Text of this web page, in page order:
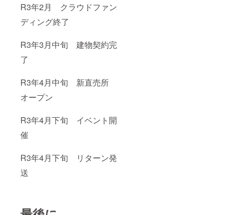
R3年2月 クラウドファン
ディング終了
R3年3月中旬 建物契約完
了
R3年4月中旬 新直売所
オープン
R3年4月下旬 イベント開
催
R3年4月下旬 リターン発
送